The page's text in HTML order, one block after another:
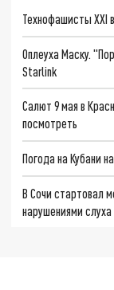
Технофашисты XXI
Оплеуха Маску.
Starlink
Салют 9 мая в
посмотреть
Погода на Кубани
В Сочи стартовал
нарушениями слуха